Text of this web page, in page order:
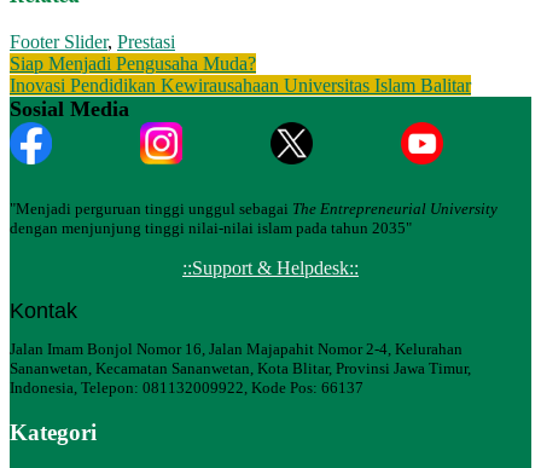
Footer Slider, Prestasi
Post
navigation
Siap Menjadi Pengusaha Muda?
Inovasi Pendidikan Kewirausahaan Universitas Islam Balitar
Sosial Media
"Menjadi perguruan tinggi unggul sebagai The Entrepreneurial University
dengan menjunjung tinggi nilai-nilai islam pada tahun 2035"
::Support & Helpdesk::
Kontak
Jalan Imam Bonjol Nomor 16, Jalan Majapahit Nomor 2-4, Kelurahan
Sananwetan, Kecamatan Sananwetan, Kota Blitar, Provinsi Jawa Timur,
Indonesia, Telepon: 081132009922, Kode Pos: 66137
Kategori